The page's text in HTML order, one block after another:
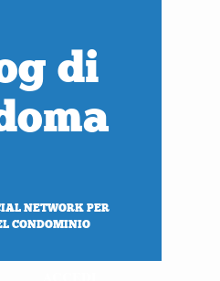
di
NETWORK PER
CONDOMINIO